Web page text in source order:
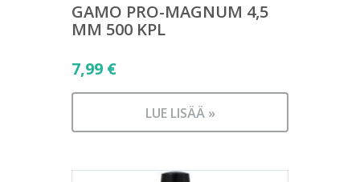
GAMO PRO-MAGNUM 4,5
MM 500 KPL
7,99 €
LUE LISÄÄ »